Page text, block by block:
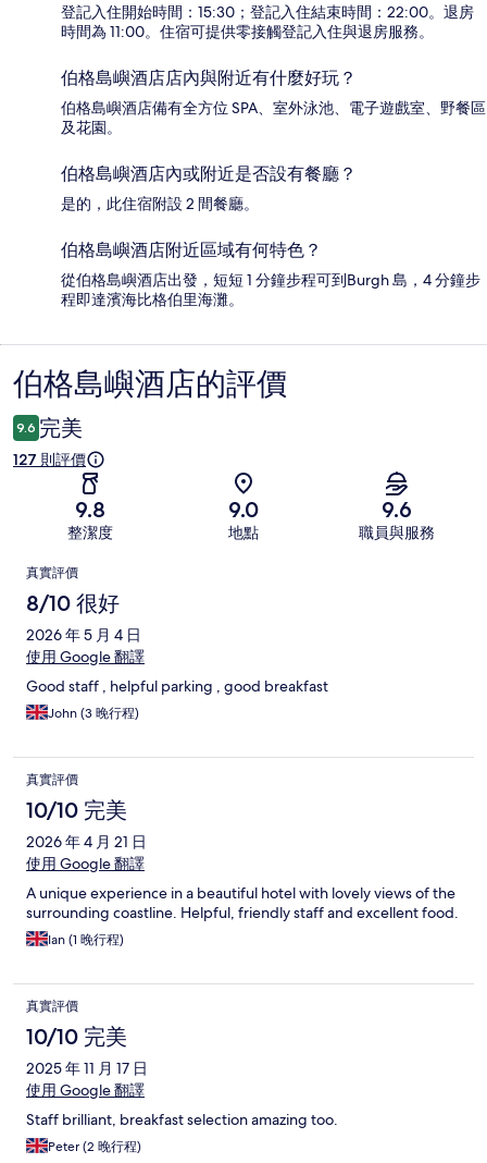
登記入住開始時間：15:30；登記入住結束時間：22:00。退房
時間為 11:00。住宿可提供零接觸登記入住與退房服務。
伯格島嶼酒店店內與附近有什麼好玩？
伯格島嶼酒店備有全方位 SPA、室外泳池、電子遊戲室、野餐區
及花園。
伯格島嶼酒店內或附近是否設有餐廳？
是的，此住宿附設 2 間餐廳。
伯格島嶼酒店附近區域有何特色？
從伯格島嶼酒店出發，短短 1 分鐘步程可到Burgh 島，4 分鐘步
程即達濱海比格伯里海灘。
評
價
伯格島嶼酒店的評價
9.6 完美
127 則評價
9.8
整潔度
9.0
地點
9.6
職員與服務
評
價
真實評價
8/10 很好
2026 年 5 月 4 日
使用 Google 翻譯
Good staff , helpful parking , good breakfast
John (3 晚行程)
真實評價
10/10 完美
2026 年 4 月 21 日
使用 Google 翻譯
A unique experience in a beautiful hotel with lovely views of the
surrounding coastline. Helpful, friendly staff and excellent food.
Ian (1 晚行程)
真實評價
10/10 完美
2025 年 11 月 17 日
使用 Google 翻譯
Staff brilliant, breakfast selection amazing too.
Peter (2 晚行程)